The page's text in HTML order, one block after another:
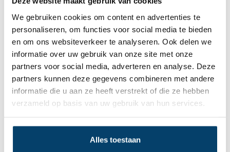
We gebruiken cookies om content en advertenties te
personaliseren, om functies voor social media te bieden
en om ons websiteverkeer te analyseren. Ook delen we
informatie over uw gebruik van onze site met onze
partners voor social media, adverteren en analyse. Deze
partners kunnen deze gegevens combineren met andere
informatie die u aan ze heeft verstrekt of die ze hebben
verzameld op basis van uw gebruik van hun services.
Alles toestaan
Staalkabel gebundeld Rvs 6mm
10m
0 klantbeoordelingen
41,58 Op voorraad